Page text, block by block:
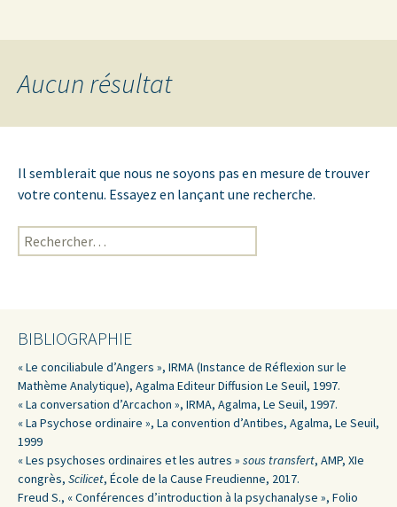
UFORCA
Aucun résultat
Il semblerait que nous ne soyons pas en mesure de trouver
votre contenu. Essayez en lançant une recherche.
Rechercher :
BIBLIOGRAPHIE
« Le conciliabule d’Angers », IRMA (Instance de Réflexion sur le
Mathème Analytique), Agalma Editeur Diffusion Le Seuil, 1997.
« La conversation d’Arcachon », IRMA, Agalma, Le Seuil, 1997.
« La Psychose ordinaire », La convention d’Antibes, Agalma, Le Seuil,
1999
« Les psychoses ordinaires et les autres » sous transfert, AMP, XIe
congrès, Scilicet, École de la Cause Freudienne, 2017.
Freud S., « Conférences d’introduction à la psychanalyse », Folio